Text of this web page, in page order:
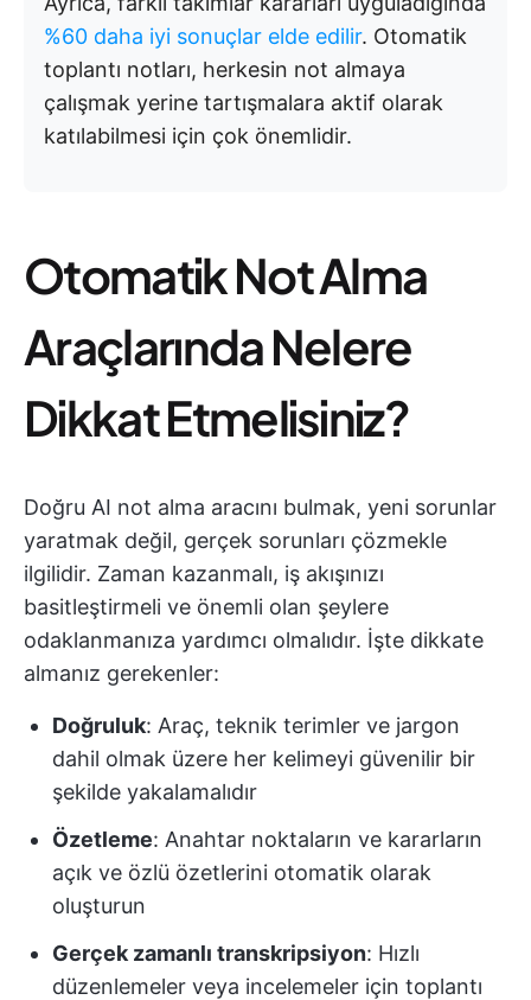
%60 daha iyi sonuçlar elde edilir. Otomatik
toplantı notları, herkesin not almaya
çalışmak yerine tartışmalara aktif olarak
katılabilmesi için çok önemlidir.
Otomatik Not Alma
Araçlarında Nelere
Dikkat Etmelisiniz?
Doğru AI not alma aracını bulmak, yeni sorunlar
yaratmak değil, gerçek sorunları çözmekle
ilgilidir. Zaman kazanmalı, iş akışınızı
basitleştirmeli ve önemli olan şeylere
odaklanmanıza yardımcı olmalıdır. İşte dikkate
almanız gerekenler:
Doğruluk: Araç, teknik terimler ve jargon
dahil olmak üzere her kelimeyi güvenilir bir
şekilde yakalamalıdır
Özetleme: Anahtar noktaların ve kararların
açık ve özlü özetlerini otomatik olarak
oluşturun
Gerçek zamanlı transkripsiyon: Hızlı
düzenlemeler veya incelemeler için toplantı